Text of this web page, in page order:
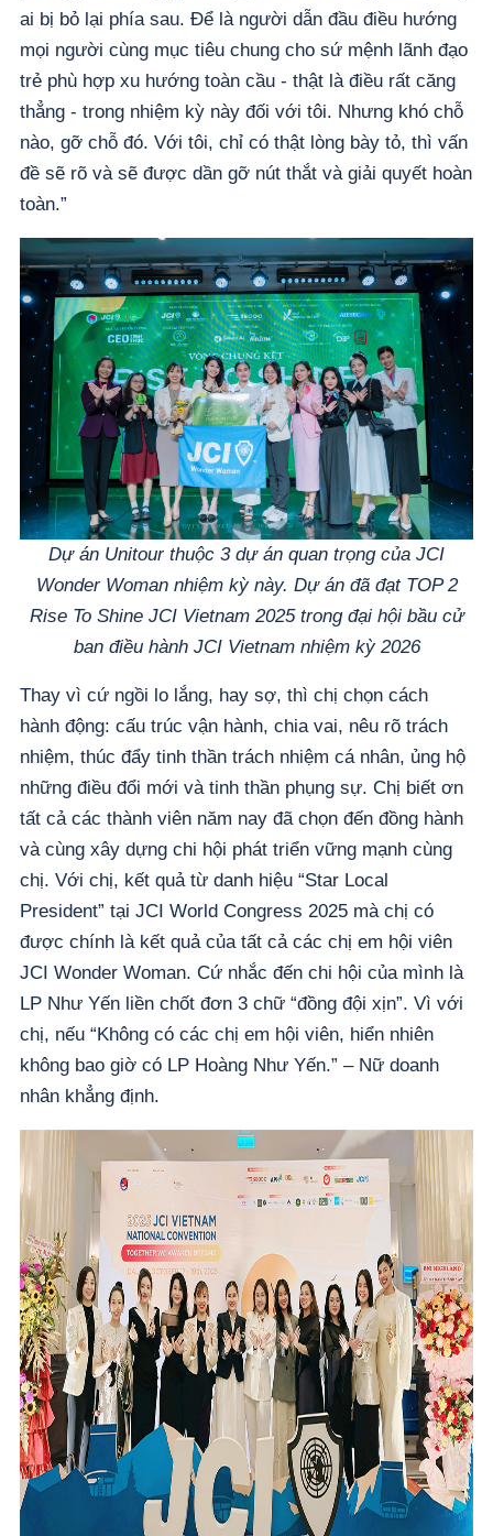
ai bị bỏ lại phía sau. Để là người dẫn đầu điều hướng
mọi người cùng mục tiêu chung cho sứ mệnh lãnh đạo
trẻ phù hợp xu hướng toàn cầu - thật là điều rất căng
thẳng - trong nhiệm kỳ này đối với tôi. Nhưng khó chỗ
nào, gỡ chỗ đó. Với tôi, chỉ có thật lòng bày tỏ, thì vấn
đề sẽ rõ và sẽ được dần gỡ nút thắt và giải quyết hoàn
toàn.”
Dự án Unitour thuộc 3 dự án quan trọng của JCI
Wonder Woman nhiệm kỳ này. Dự án đã đạt TOP 2
Rise To Shine JCI Vietnam 2025 trong đại hội bầu cử
ban điều hành JCI Vietnam nhiệm kỳ 2026
Thay vì cứ ngồi lo lắng, hay sợ, thì chị chọn cách
hành động: cấu trúc vận hành, chia vai, nêu rõ trách
nhiệm, thúc đẩy tinh thần trách nhiệm cá nhân, ủng hộ
những điều đổi mới và tinh thần phụng sự. Chị biết ơn
tất cả các thành viên năm nay đã chọn đến đồng hành
và cùng xây dựng chi hội phát triển vững mạnh cùng
chị. Với chị, kết quả từ danh hiệu “Star Local
President” tại JCI World Congress 2025 mà chị có
được chính là kết quả của tất cả các chị em hội viên
JCI Wonder Woman. Cứ nhắc đến chi hội của mình là
LP Như Yến liền chốt đơn 3 chữ “đồng đội xịn”. Vì với
chị, nếu “Không có các chị em hội viên, hiển nhiên
không bao giờ có LP Hoàng Như Yến.” – Nữ doanh
nhân khẳng định.